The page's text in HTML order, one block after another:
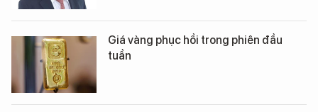
Giá vàng phục hồi trong phiên đầu
tuần